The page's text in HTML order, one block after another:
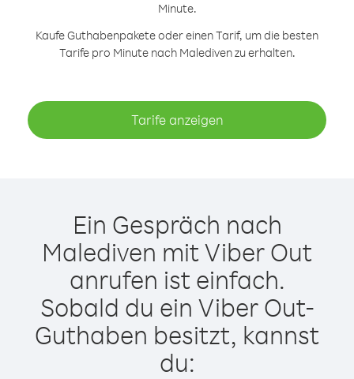
Minute.
Kaufe Guthabenpakete oder einen Tarif, um die besten
Tarife pro Minute nach Malediven zu erhalten.
Tarife anzeigen
Ein Gespräch nach
Malediven mit Viber Out
anrufen ist einfach.
Sobald du ein Viber Out-
Guthaben besitzt, kannst
du: